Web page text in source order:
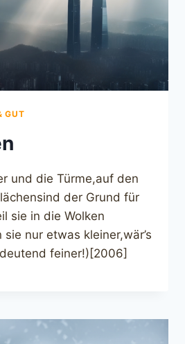
GUT
und die Türme,auf den
der Grund für
sie in die Wolken
nur etwas kleiner,wär’s
feiner!)[2006]